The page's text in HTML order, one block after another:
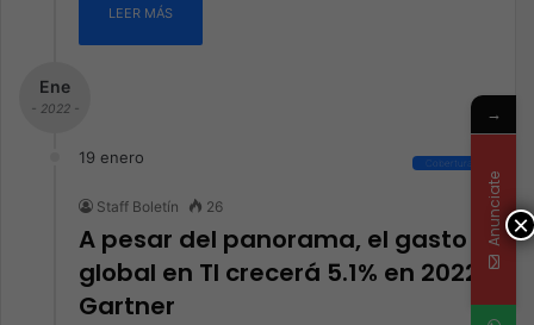
LEER MÁS
Ene
- 2022 -
19 enero Cobertura
Staff Boletín 26
A pesar del panorama, el gasto
global en TI crecerá 5.1% en 2022:
Gartner
×
→
Anunciate